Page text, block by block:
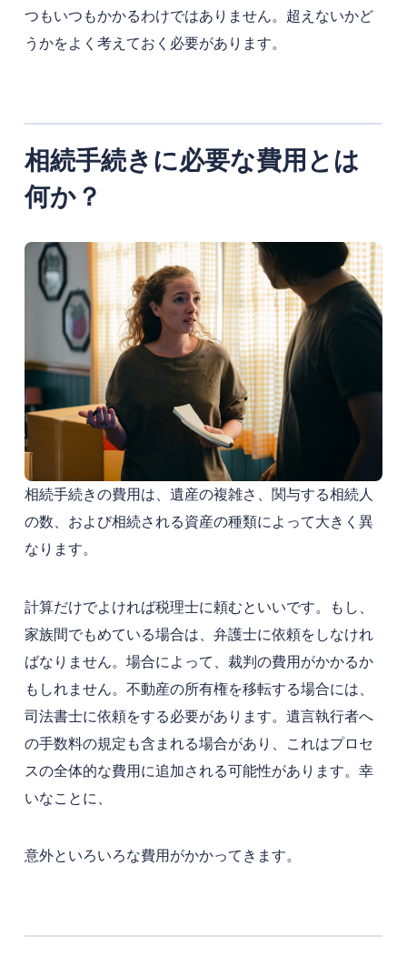
つもいつもかかるわけではありません。超えないかど
うかをよく考えておく必要があります。
相続手続きに必要な費用とは
何か？
相続手続きの費用は、遺産の複雑さ、関与する相続人
の数、および相続される資産の種類によって大きく異
なります。
計算だけでよければ税理士に頼むといいです。もし、
家族間でもめている場合は、弁護士に依頼をしなけれ
ばなりません。場合によって、裁判の費用がかかるか
もしれません。不動産の所有権を移転する場合には、
司法書士に依頼をする必要があります。遺言執行者へ
の手数料の規定も含まれる場合があり、これはプロセ
スの全体的な費用に追加される可能性があります。幸
いなことに、
意外といろいろな費用がかかってきます。